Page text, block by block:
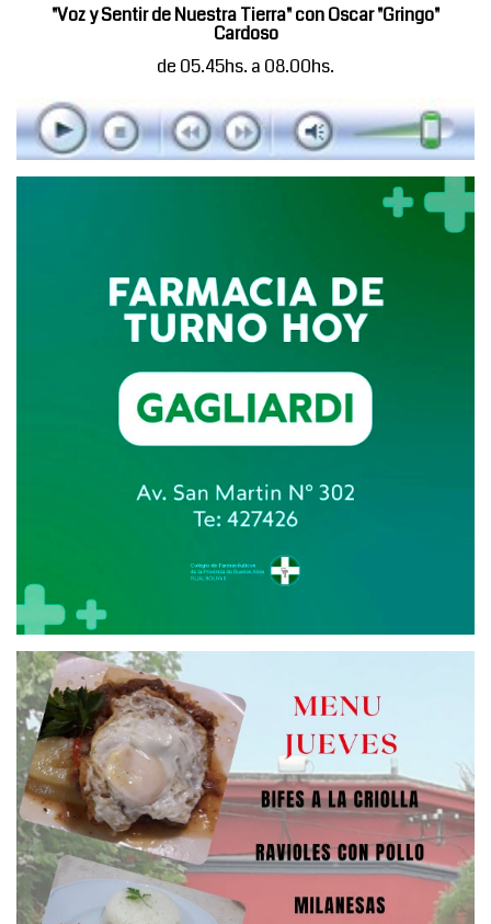
"Voz y Sentir de Nuestra Tierra" con Oscar "Gringo"
Cardoso
de 05.45hs. a 08.00hs.